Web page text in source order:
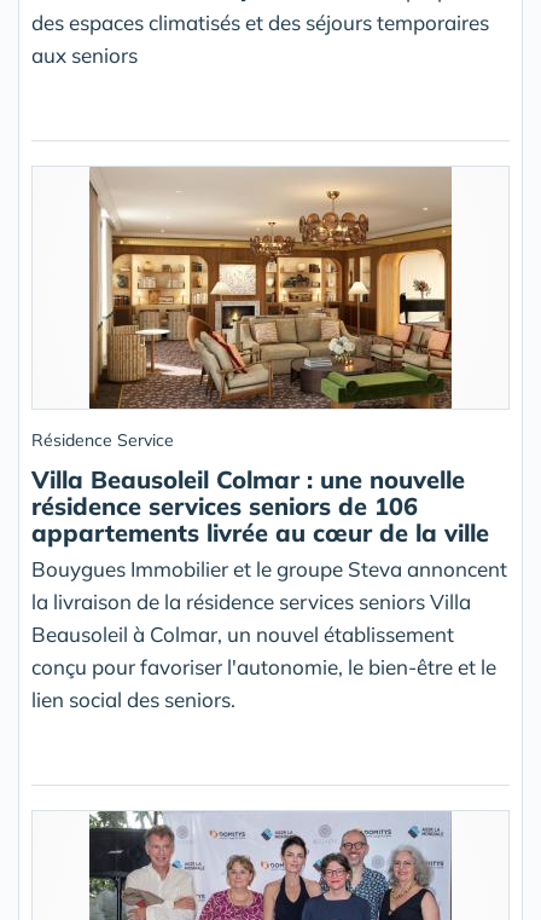
des espaces climatisés et des séjours temporaires
aux seniors
Résidence Service
Villa Beausoleil Colmar : une nouvelle
résidence services seniors de 106
appartements livrée au cœur de la ville
Bouygues Immobilier et le groupe Steva annoncent
la livraison de la résidence services seniors Villa
Beausoleil à Colmar, un nouvel établissement
conçu pour favoriser l'autonomie, le bien-être et le
lien social des seniors.